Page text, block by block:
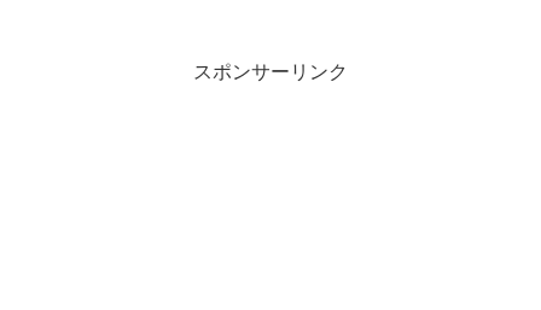
スポンサーリンク